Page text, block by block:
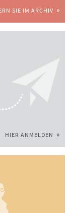
SIE IM ARCHIV
HIER ANMELDEN